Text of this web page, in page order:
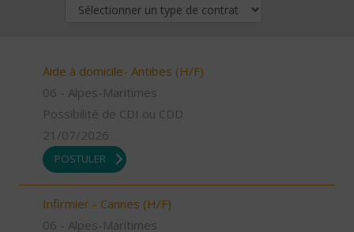
Aide à domicile- Antibes (H/F)
06 - Alpes-Maritimes
Possibilité de CDI ou CDD
21/07/2026
POSTULER
Infirmier - Cannes (H/F)
06 - Alpes-Maritimes